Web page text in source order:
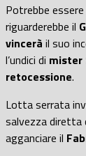
Potrebbe
riguarderebbe il
vincerà il suo
l’undici di mister
retocessione.
Lotta serrata
salvezza diretta
agganciare il